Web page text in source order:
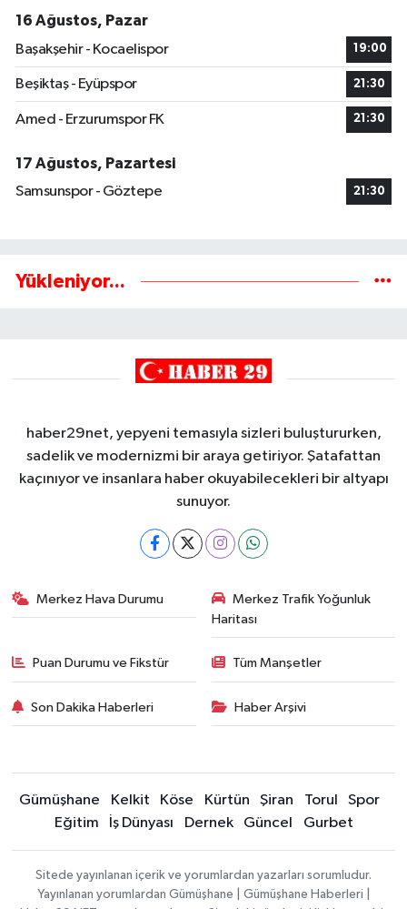
16 Ağustos, Pazar
Başakşehir - Kocaelispor
19:00
Beşiktaş - Eyüpspor 21:30
Amed - Erzurumspor FK 21:30
17 Ağustos, Pazartesi
Samsunspor - Göztepe
21:30
Yükleniyor...
haber29net, yepyeni temasıyla sizleri buluştururken,
sadelik ve modernizmi bir araya getiriyor. Şatafattan
kaçınıyor ve insanlara haber okuyabilecekleri bir altyapı
sunuyor.
Merkez Hava Durumu
Merkez Trafik Yoğunluk
Haritası
Puan Durumu ve Fikstür Tüm Manşetler
Son Dakika Haberleri Haber Arşivi
Gümüşhane Kelkit Köse Kürtün Şiran Torul
Spor
Eğitim
İş Dünyası Dernek Güncel Gurbet
Sitede yayınlanan içerik ve yorumlardan yazarları sorumludur.
Yayınlanan yorumlardan Gümüşhane | Gümüşhane Haberleri |